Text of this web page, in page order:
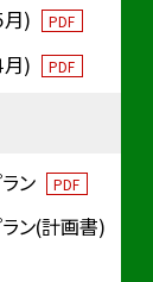
) PDF
) PDF
ン PDF
ン(計画書)